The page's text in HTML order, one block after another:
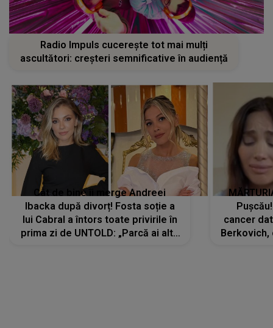
Radio Impuls cucerește tot mai mulți
ascultători: creșteri semnificative în audiență
Cât de bine îi merge Andreei
Ibacka după divorț! Fosta soție a
lui Cabral a întors toate privirile în
prima zi de UNTOLD: „Parcă ai altă
cancer
Berkovich,